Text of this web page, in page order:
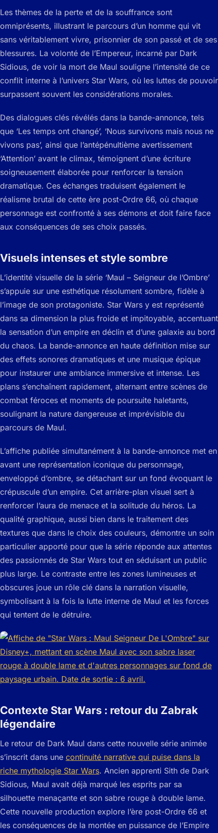
Les thèmes de la perte et de la souffrance sont
omniprésents, illustrant le parcours d’un homme qui vit
sans véritablement vivre, prisonnier de son passé et de ses
blessures. La volonté de l’Empereur, incarné par Dark
Sidious, de voir la mort de Maul souligne l’intensité de ce
conflit interne à l’univers Star Wars, où les luttes de pouvoir
surpassent souvent les considérations morales.
Des dialogues clés révélés dans la bande-annonce, tels
que ‘Les temps ont changé’, ‘Nous survivons mais nous ne
vivons pas’, ainsi que l’antépénultième avertissement
‘Attention’ avant le climax, témoignent d’une écriture
soigneusement élaborée pour renforcer la tension
dramatique. Ces échanges traduisent également le
réalisme brutal de cette ère post-Ordre 66, où chaque
personnage est confronté à ses démons et doit faire face
aux conséquences de ses choix passés.
Visuels intenses et style sombre
L’identité visuelle de la série ‘Maul – Seigneur de l’Ombre’
s’appuie sur une esthétique résolument sombre, fidèle à
l’image de son protagoniste. Star Wars y est représenté
dans sa dimension la plus froide et impitoyable, accentuant
la sensation d’un empire en déclin et d’une galaxie au bord
du chaos. La bande-annonce en haute définition mise sur
des effets sonores dramatiques et une musique épique
pour instaurer une ambiance immersive et intense. Les
plans s’enchaînent rapidement, alternant entre scènes de
combat féroces et moments de poursuite haletants,
soulignant la nature dangereuse et imprévisible du
parcours de Maul.
L’affiche publiée simultanément à la bande-annonce met en
avant une représentation iconique du personnage,
enveloppé d’ombre, se détachant sur un fond évoquant le
crépuscule d’un empire. Cet arrière-plan visuel sert à
renforcer l’aura de menace et la solitude du héros. La
qualité graphique, aussi bien dans le traitement des
textures que dans le choix des couleurs, démontre un soin
particulier apporté pour que la série réponde aux attentes
des passionnés de Star Wars tout en séduisant un public
plus large. Le contraste entre les zones lumineuses et
obscures joue un rôle clé dans la narration visuelle,
symbolisant à la fois la lutte interne de Maul et les forces
qui tentent de le détruire.
Contexte Star Wars : retour du Zabrak
légendaire
Le retour de Dark Maul dans cette nouvelle série animée
s’inscrit dans une continuité narrative qui puise dans la
riche mythologie Star Wars. Ancien apprenti Sith de Dark
Sidious, Maul avait déjà marqué les esprits par sa
silhouette menaçante et son sabre rouge à double lame.
Cette nouvelle production explore l’ère post-Ordre 66 et
les conséquences de la montée en puissance de l’Empire